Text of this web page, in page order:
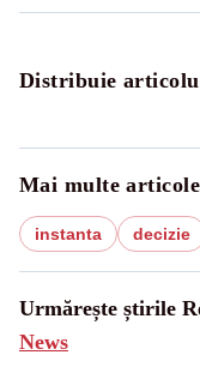
Distribuie
Mai multe
instanta decizie
Urmărește știrile
News